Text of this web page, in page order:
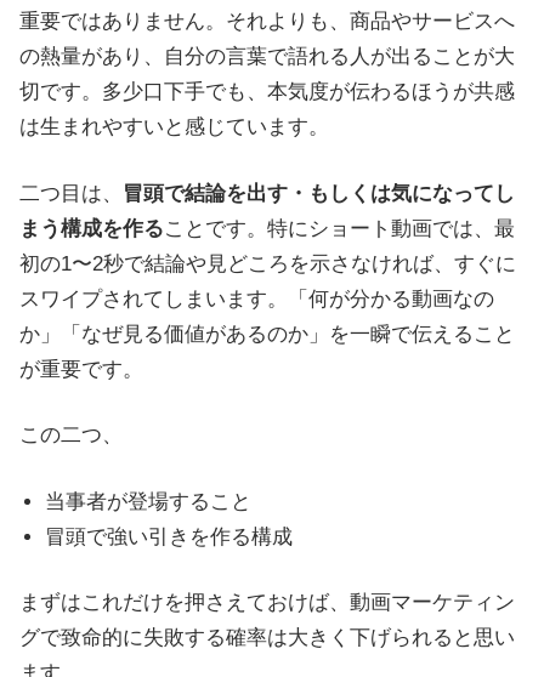
重要ではありません。それよりも、商品やサービスへ
の熱量があり、自分の言葉で語れる人が出ることが大
切です。多少口下手でも、本気度が伝わるほうが共感
は生まれやすいと感じています。
二つ目は、
冒頭で結論を出す・もしくは気になってし
まう構成を作ることです。特にショート動画では、最
初の1〜2秒で結論や見どころを示さなければ、すぐに
スワイプされてしまいます。「何が分かる動画なの
か」「なぜ見る価値があるのか」を一瞬で伝えること
が重要です。
この二つ、
当事者が登場すること
冒頭で強い引きを作る構成
まずはこれだけを押さえておけば、動画マーケティン
グで致命的に失敗する確率は大きく下げられると思い